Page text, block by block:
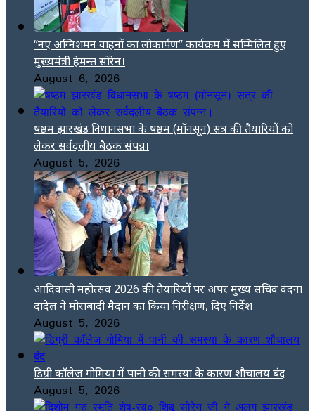
“नए अग्निशमन वाहनों का लोकार्पण” कार्यक्रम में सम्मिलित हुए
मुख्यमंत्री हेमन्त सोरेन।
August 6, 2026
षष्ठम झारखंड विधानसभा के षष्ठम (मॉनसून) सत्र की तैयारियों को
लेकर सर्वदलीय बैठक संपन्न।
August 5, 2026
आदिवासी महोत्सव 2026 की तैयारियों पर अपर मुख्य सचिव वंदना
दादेल ने मोराबादी मैदान का किया निरीक्षण, दिए निर्देश
August 5, 2026
डिग्री कॉलेज गोमिया में पानी की समस्या के कारण शौचालय बंद
August 5, 2026